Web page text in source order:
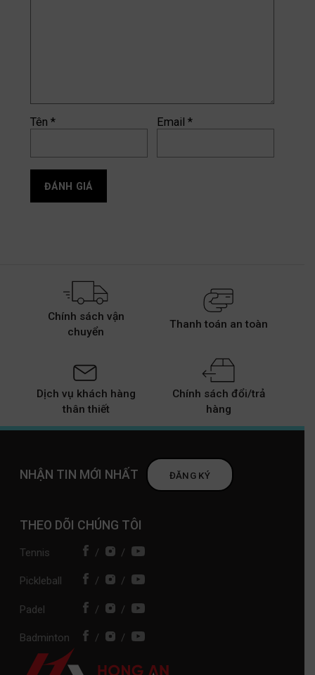
Tên * Email*
Chính sách vận
chuyển
Thanh toán an toàn
Dịch vụ khách hàng
thân thiết
Chính sách đổi/trả
hàng
NHẬN TIN MỚI NHẤT ĐĂNG KÝ
THEO DÕI CHÚNG TÔI
Tennis / /
Pickleball / /
Padel / /
Badminton / /